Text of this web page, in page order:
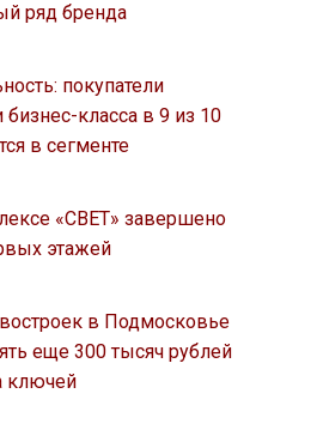
ряд бренда
покупатели
класса в 9 из 10
в сегменте
«СВЕТ» завершено
этажей
в Подмосковье
еще 300 тысяч рублей
ключей